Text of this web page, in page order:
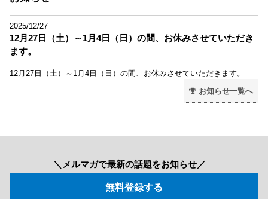
2025/12/27
12月27日（土）～1月4日（日）の間、お休みさせていただき
ます。
12月27日（土）～1月4日（日）の間、お休みさせていただきます。
お知らせ一覧へ
＼メルマガで最新の話題をお知らせ／